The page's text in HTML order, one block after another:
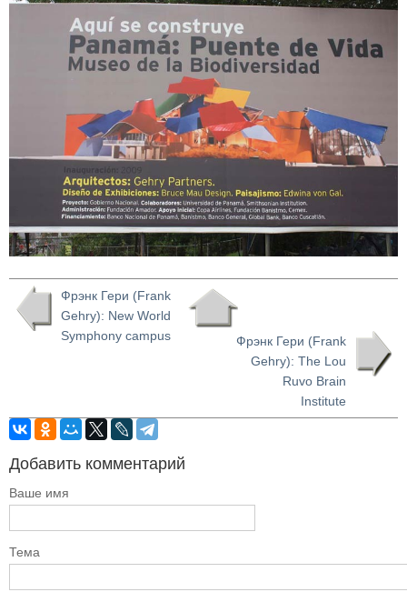
Фрэнк Гери (Frank
Gehry): New World
Symphony campus
Фрэнк Гери (Frank
Gehry): The Lou
Ruvo Brain
Institute
Добавить комментарий
Ваше имя
Тема